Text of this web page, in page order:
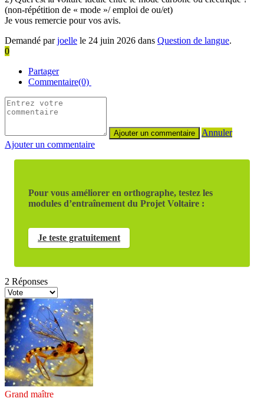
(non-répétition de « mode »/ emploi de ou/et)
Je vous remercie pour vos avis.
Demandé parjoelle le 24 juin 2026 dans Question de langue.
0
Partager
Commentaire(0)
Annuler
Ajouter un commentaire
Pour vous améliorer en orthographe, testez les
modules d’entraînement du Projet Voltaire :
Je teste gratuitement
2 Réponses
Grand maître